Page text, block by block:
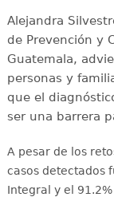
Alejandra
de Prevención y
Guatemala,
personas y
que el
ser una barrera
A pesar de los
casos detectados
Integral y el